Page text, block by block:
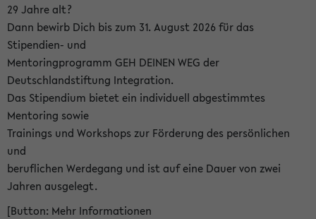
29 Jahre alt?
Dann bewirb Dich bis zum 31. August 2026 für das
Stipendien- und
Mentoringprogramm GEH DEINEN WEG der
Deutschlandstiftung Integration.
Das Stipendium bietet ein individuell abgestimmtes
Mentoring sowie
Trainings und Workshops zur Förderung des persönlichen
und
beruflichen Werdegang und ist auf eine Dauer von zwei
Jahren ausgelegt.
[Button: Mehr Informationen